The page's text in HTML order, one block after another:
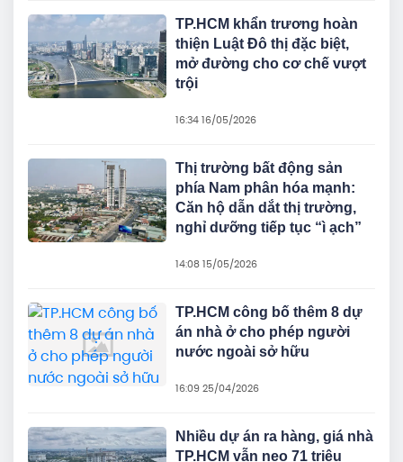
TP.HCM khẩn trương hoàn
thiện Luật Đô thị đặc biệt,
mở đường cho cơ chế vượt
trội
16:34 16/05/2026
Thị trường bất động sản
phía Nam phân hóa mạnh:
Căn hộ dẫn dắt thị trường,
nghỉ dưỡng tiếp tục “ì ạch”
14:08 15/05/2026
TP.HCM công bố thêm 8 dự
án nhà ở cho phép người
nước ngoài sở hữu
16:09 25/04/2026
Nhiều dự án ra hàng, giá nhà
TP.HCM vẫn neo 71 triệu